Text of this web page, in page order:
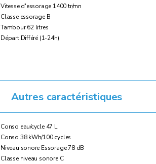
Vitesse d'essorage 1400 tr/mn
Classe essorage B
Tambour 62 litres
Départ Différé (1-24h)
Autres caractéristiques
Conso eau/cycle 47 L
Conso 38 kWh/100 cycles
Niveau sonore Essorage 78 dB
Classe niveau sonore C